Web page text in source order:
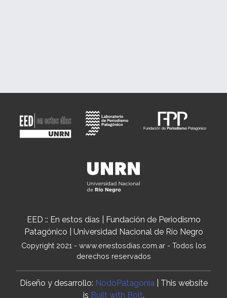
EED :: En estos días | Fundación de Periodismo
Patagónico | Universidad Nacional de Río Negro
Copyright 2021 - www.enestosdias.com.ar - Todos los
derechos reservados
Diseño y desarrollo: NodoPatagonia| This website
is Built with Bolt.